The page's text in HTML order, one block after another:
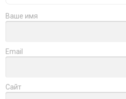
Ваше имя
Email
Сайт